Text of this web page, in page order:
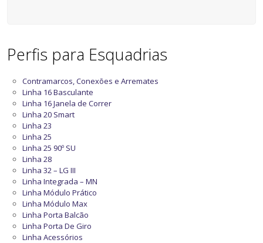
Perfis para Esquadrias
Contramarcos, Conexões e Arremates
Linha 16 Basculante
Linha 16 Janela de Correr
Linha 20 Smart
Linha 23
Linha 25
Linha 25 90º SU
Linha 28
Linha 32 – LG III
Linha Integrada – MN
Linha Módulo Prático
Linha Módulo Max
Linha Porta Balcão
Linha Porta De Giro
Linha Acessórios